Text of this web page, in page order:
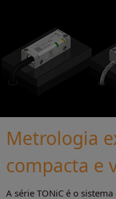
Metrologia
compacta e
A série TONiC é o